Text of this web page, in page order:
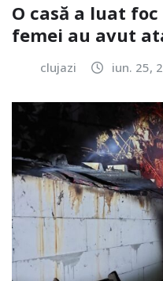
O casă a luat
femei au avut
clujazi iun. 25,